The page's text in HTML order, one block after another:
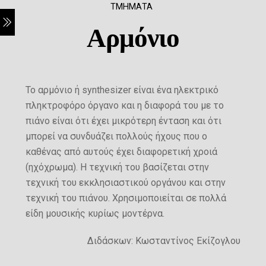
ΤΜΗΜΑΤΑ
Αρμόνιο
Το αρμόνιο ή synthesizer είναι ένα ηλεκτρικό
πληκτροφόρο όργανο και η διαφορά του με το
πιάνο είναι ότι έχει μικρότερη ένταση και ότι
μπορεί να συνδυάζει πολλούς ήχους που ο
καθένας από αυτούς έχει διαφορετική χροιά
(ηχόχρωμα). Η τεχνική του βασίζεται στην
τεχνική του εκκλησιαστικού οργάνου και στην
τεχνική του πιάνου. Χρησιμοποιείται σε πολλά
είδη μουσικής κυρίως μοντέρνα.
Διδάσκων: Κωσταντίνος Εκίζογλου